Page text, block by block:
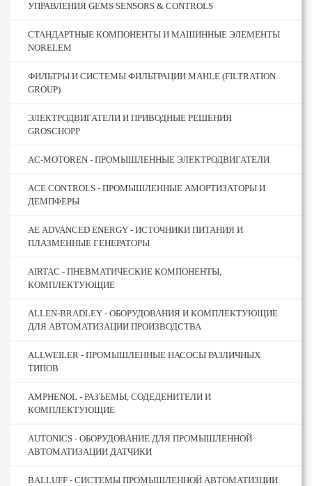
УПРАВЛЕНИЯ GEMS SENSORS & CONTROLS
СТАНДАРТНЫЕ КОМПОНЕНТЫ И МАШИННЫЕ ЭЛЕМЕНТЫ
NORELEM
ФИЛЬТРЫ И СИСТЕМЫ ФИЛЬТРАЦИИ MAHLE (FILTRATION
GROUP)
ЭЛЕКТРОДВИГАТЕЛИ И ПРИВОДНЫЕ РЕШЕНИЯ
GROSCHOPP
AC-MOTOREN - ПРОМЫШЛЕННЫЕ ЭЛЕКТРОДВИГАТЕЛИ
ACE CONTROLS - ПРОМЫШЛЕННЫЕ АМОРТИЗАТОРЫ И
ДЕМПФЕРЫ
AE ADVANCED ENERGY - ИСТОЧНИКИ ПИТАНИЯ И
ПЛАЗМЕННЫЕ ГЕНЕРАТОРЫ
AIRTAC - ПНЕВМАТИЧЕСКИЕ КОМПОНЕНТЫ,
КОМПЛЕКТУЮЩИЕ
ALLEN-BRADLEY - ОБОРУДОВАНИЯ И КОМПЛЕКТУЮЩИЕ
ДЛЯ АВТОМАТИЗАЦИИ ПРОИЗВОДСТВА
ALLWEILER - ПРОМЫШЛЕННЫЕ НАСОСЫ РАЗЛИЧНЫХ
ТИПОВ
AMPHENOL - РАЗЪЕМЫ, СОДЕДЕНИТЕЛИ И
КОМПЛЕКТУЮЩИЕ
AUTONICS - ОБОРУДОВАНИЕ ДЛЯ ПРОМЫШЛЕННОЙ
АВТОМАТИЗАЦИИ ДАТЧИКИ
BALLUFF - СИСТЕМЫ ПРОМЫШЛЕННОЙ АВТОМАТИЗЦИИ